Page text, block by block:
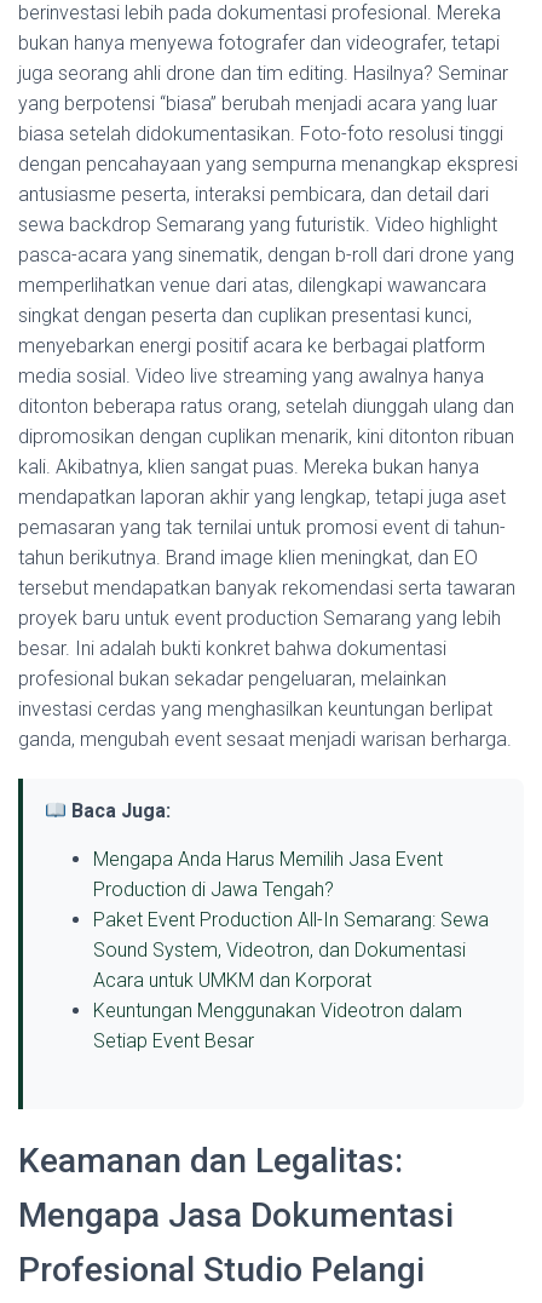
berinvestasi lebih pada dokumentasi profesional. Mereka
bukan hanya menyewa fotografer dan videografer, tetapi
juga seorang ahli drone dan tim editing. Hasilnya? Seminar
yang berpotensi “biasa” berubah menjadi acara yang luar
biasa setelah didokumentasikan. Foto-foto resolusi tinggi
dengan pencahayaan yang sempurna menangkap ekspresi
antusiasme peserta, interaksi pembicara, dan detail dari
sewa backdrop Semarang yang futuristik. Video highlight
pasca-acara yang sinematik, dengan b-roll dari drone yang
memperlihatkan venue dari atas, dilengkapi wawancara
singkat dengan peserta dan cuplikan presentasi kunci,
menyebarkan energi positif acara ke berbagai platform
media sosial. Video live streaming yang awalnya hanya
ditonton beberapa ratus orang, setelah diunggah ulang dan
dipromosikan dengan cuplikan menarik, kini ditonton ribuan
kali. Akibatnya, klien sangat puas. Mereka bukan hanya
mendapatkan laporan akhir yang lengkap, tetapi juga aset
pemasaran yang tak ternilai untuk promosi event di tahun-
tahun berikutnya. Brand image klien meningkat, dan EO
tersebut mendapatkan banyak rekomendasi serta tawaran
proyek baru untuk event production Semarang yang lebih
besar. Ini adalah bukti konkret bahwa dokumentasi
profesional bukan sekadar pengeluaran, melainkan
investasi cerdas yang menghasilkan keuntungan berlipat
ganda, mengubah event sesaat menjadi warisan berharga.
Baca Juga:
Mengapa Anda Harus Memilih Jasa Event
Production di Jawa Tengah?
Paket Event Production All-In Semarang: Sewa
Sound System, Videotron, dan Dokumentasi
Acara untuk UMKM dan Korporat
Keuntungan Menggunakan Videotron dalam
Setiap Event Besar
Keamanan dan Legalitas:
Mengapa Jasa Dokumentasi
Profesional Studio Pelangi